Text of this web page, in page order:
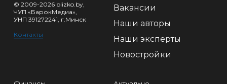
© 2009-2026 blizko.by,
ЧУП «БарокМедиа»,
УНП 391272241, г.Минск
Контакты
Вакансии
Наши авторы
Наши эксперты
Новостройки